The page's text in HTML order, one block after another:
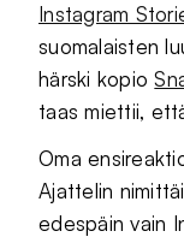
Instagram
suomalaisten
härski kopio
taas miettii,
Oma
Ajattelin
edespäin vain